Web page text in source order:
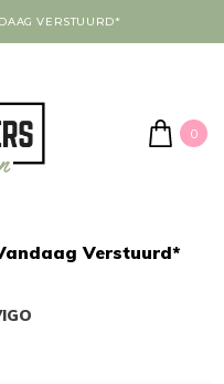
VERSTUURD*
0
omgeving